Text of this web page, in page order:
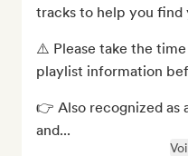
tracks to help you find
⚠️ Please take the
playlist information
👉 Also recognized as
and...